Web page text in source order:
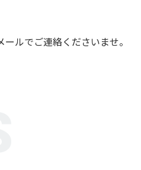
ルでご連絡くださいませ。